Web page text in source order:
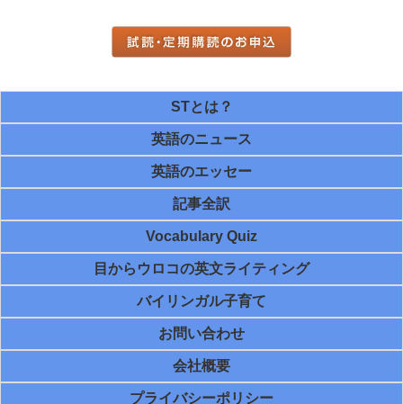
STとは？
英語のニュース
英語のエッセー
記事全訳
Vocabulary Quiz
目からウロコの英文ライティング
バイリンガル子育て
お問い合わせ
会社概要
プライバシーポリシー